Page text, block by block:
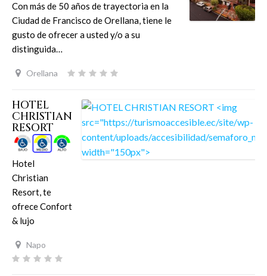
Con más de 50 años de trayectoria en la
Ciudad de Francisco de Orellana, tiene le
gusto de ofrecer a usted y/o a su
distinguida…
Orellana
HOTEL
CHRISTIAN
RESORT
Hotel
Christian
Resort, te
ofrece Confort
& lujo
Napo